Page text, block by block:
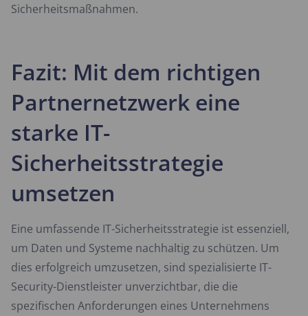
Sicherheitsmaßnahmen.
Fazit: Mit dem richtigen
Partnernetzwerk eine
starke IT-
Sicherheitsstrategie
umsetzen
Eine umfassende IT-Sicherheitsstrategie ist essenziell,
um Daten und Systeme nachhaltig zu schützen. Um
dies erfolgreich umzusetzen, sind spezialisierte IT-
Security-Dienstleister unverzichtbar, die die
spezifischen Anforderungen eines Unternehmens